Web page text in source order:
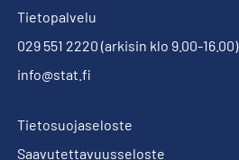
Tietopalvelu
029 551 2220 (arkisin klo 9.00-16.00)
info@stat.fi
Tietosuojaseloste
Saavutettavuusseloste